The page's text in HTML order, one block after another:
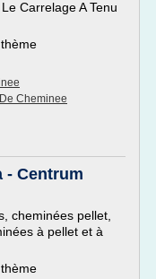
Carrelage A Tenu
Cheminee
- Centrum
cheminées pellet,
à pellet et à